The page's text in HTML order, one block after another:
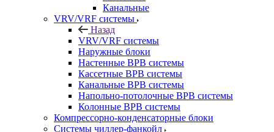
Канальные
VRV/VRF системы
Назад
VRV/VRF системы
Наружные блоки
Настенные ВРВ системы
Кассетные ВРВ системы
Канальные ВРВ системы
Напольно-потолочные ВРВ системы
Колонные ВРВ системы
Компрессорно-конденсаторные блоки
Системы чиллер-фанкойл